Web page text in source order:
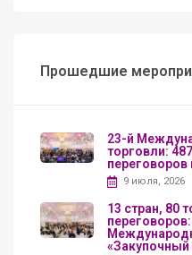
Прошедшие
23-й
торговли:
переговоров
9 июля, 2026
13 стран, 80
«Закупочный